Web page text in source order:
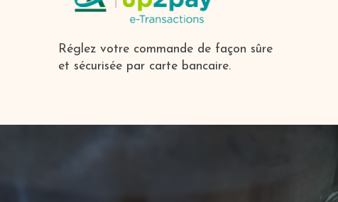
Réglez votre commande de façon sûre
et sécurisée par carte bancaire.